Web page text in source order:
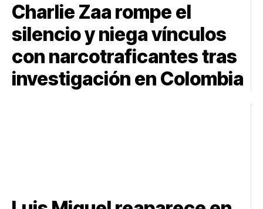
Charlie Zaa rompe el
silencio y niega vínculos
con narcotraficantes tras
investigación en Colombia